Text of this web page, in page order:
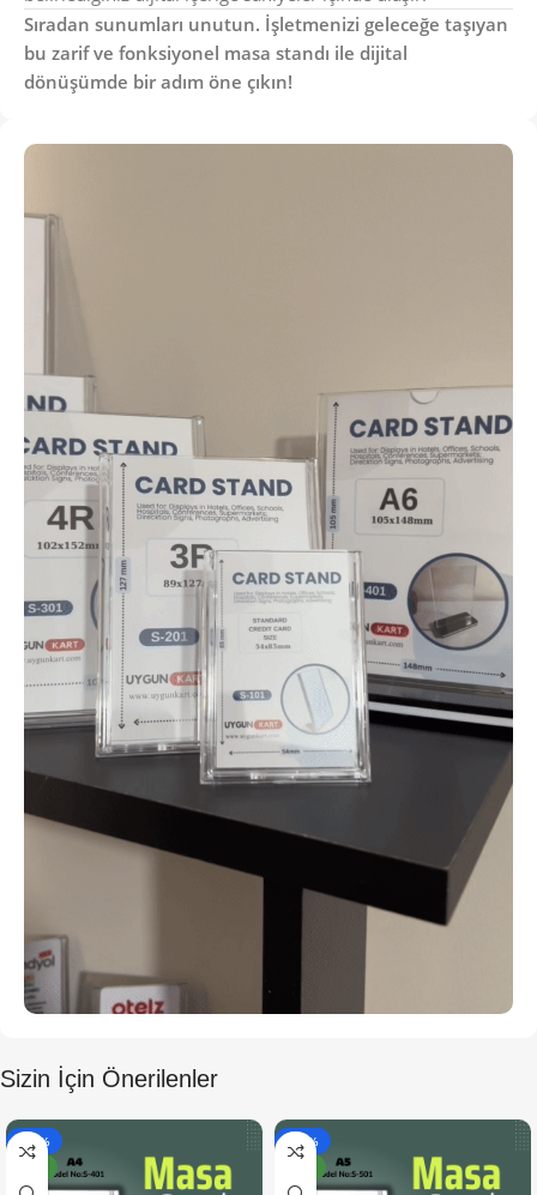
Sıradan sunumları unutun. İşletmenizi geleceğe taşıyan
bu zarif ve fonksiyonel masa standı ile dijital
dönüşümde bir adım öne çıkın!
Sizin İçin Önerilenler
- 25%
- 22%